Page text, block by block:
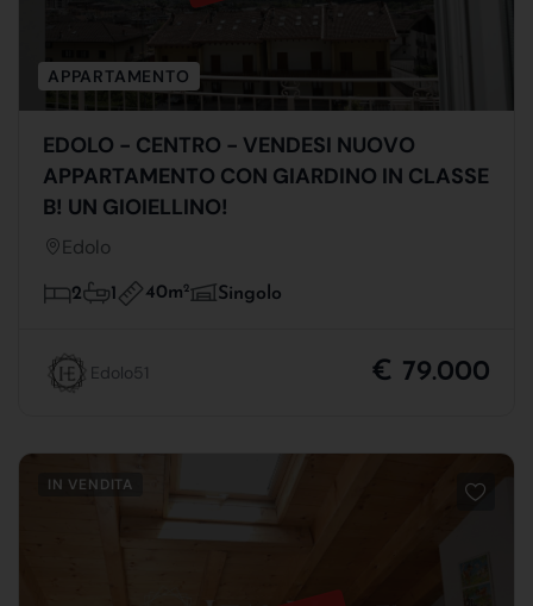
APPARTAMENTO
EDOLO - CENTRO - VENDESI NUOVO
APPARTAMENTO CON GIARDINO IN CLASSE
B! UN GIOIELLINO!
Edolo
2 1 40m2 Singolo
Edolo51 € 79.000
IN VENDITA